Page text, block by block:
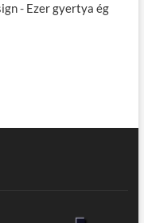
- Ezer gyertya ég